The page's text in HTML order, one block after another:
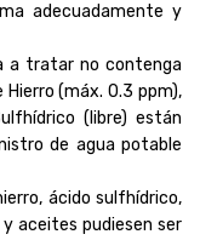
adecuadamente y
a tratar no contenga
(máx. 0.3 ppm),
(libre) están
de agua potable
ácido sulfhídrico,
aceites pudiesen ser